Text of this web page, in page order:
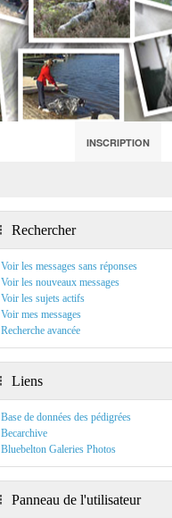
INSCRIPTION
Rechercher
Voir les messages sans réponses
Voir les nouveaux messages
Voir les sujets actifs
Voir mes messages
Recherche avancée
Liens
Base de données des pédigrées
Becarchive
Bluebelton Galeries Photos
Panneau de l'utilisateur